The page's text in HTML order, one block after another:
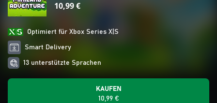
10,99 €
Optimiert für Xbox Series X|S
Smart Delivery
13 unterstützte Sprachen
KAUFEN
10,99 €